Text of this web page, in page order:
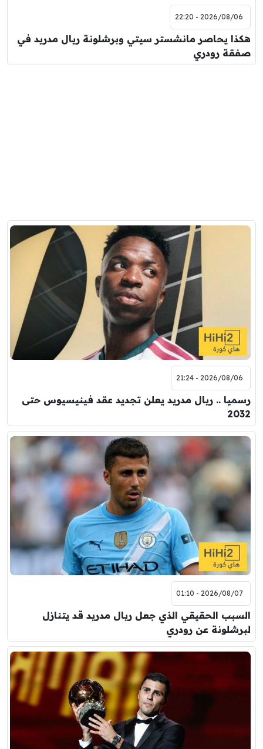
2026/08/06 - 22:20
هكذا يحاصر مانشستر سيتي وبرشلونة ريال مدريد في
صفقة رودري
2026/08/06 - 21:24
رسميا .. ريال مدريد يعلن تجديد عقد فينيسيوس حتى
2032
2026/08/07 - 01:10
السبب الحقيقي الذي جعل ريال مدريد قد يتنازل
لبرشلونة عن رودري